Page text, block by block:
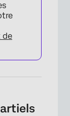
de